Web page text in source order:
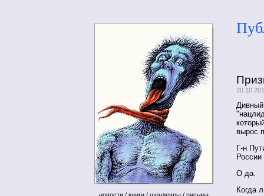
Дивный
вырос
Г-н
О да.
Когда